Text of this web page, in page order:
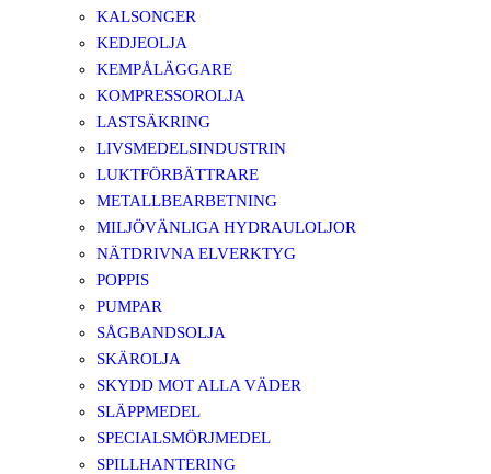
KALSONGER
KEDJEOLJA
KEMPÅLÄGGARE
KOMPRESSOROLJA
LASTSÄKRING
LIVSMEDELSINDUSTRIN
LUKTFÖRBÄTTRARE
METALLBEARBETNING
MILJÖVÄNLIGA HYDRAULOLJOR
NÄTDRIVNA ELVERKTYG
POPPIS
PUMPAR
SÅGBANDSOLJA
SKÄROLJA
SKYDD MOT ALLA VÄDER
SLÄPPMEDEL
SPECIALSMÖRJMEDEL
SPILLHANTERING